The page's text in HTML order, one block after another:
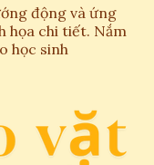
động và ứng
họa chi tiết. Nắm
học sinh